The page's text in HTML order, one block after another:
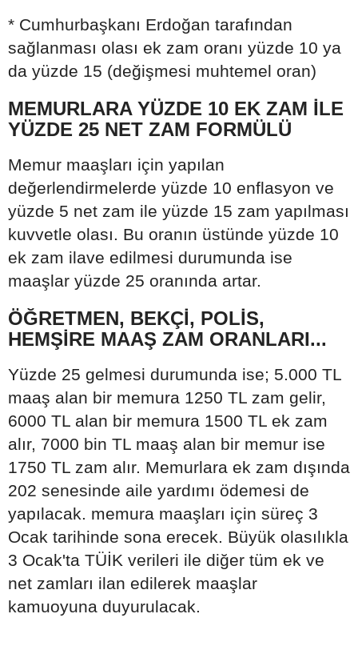
* Cumhurbaşkanı Erdoğan tarafından
sağlanması olası ek zam oranı yüzde 10 ya
da yüzde 15 (değişmesi muhtemel oran)
MEMURLARA YÜZDE 10 EK ZAM İLE
YÜZDE 25 NET ZAM FORMÜLÜ
Memur maaşları için yapılan
değerlendirmelerde yüzde 10 enflasyon ve
yüzde 5 net zam ile yüzde 15 zam yapılması
kuvvetle olası. Bu oranın üstünde yüzde 10
ek zam ilave edilmesi durumunda ise
maaşlar yüzde 25 oranında artar.
ÖĞRETMEN, BEKÇİ, POLİS,
HEMŞİRE MAAŞ ZAM ORANLARI...
Yüzde 25 gelmesi durumunda ise; 5.000 TL
maaş alan bir memura 1250 TL zam gelir,
6000 TL alan bir memura 1500 TL ek zam
alır, 7000 bin TL maaş alan bir memur ise
1750 TL zam alır. Memurlara ek zam dışında
202 senesinde aile yardımı ödemesi de
yapılacak. memura maaşları için süreç 3
Ocak tarihinde sona erecek. Büyük olasılıkla
3 Ocak'ta TÜİK verileri ile diğer tüm ek ve
net zamları ilan edilerek maaşlar
kamuoyuna duyurulacak.